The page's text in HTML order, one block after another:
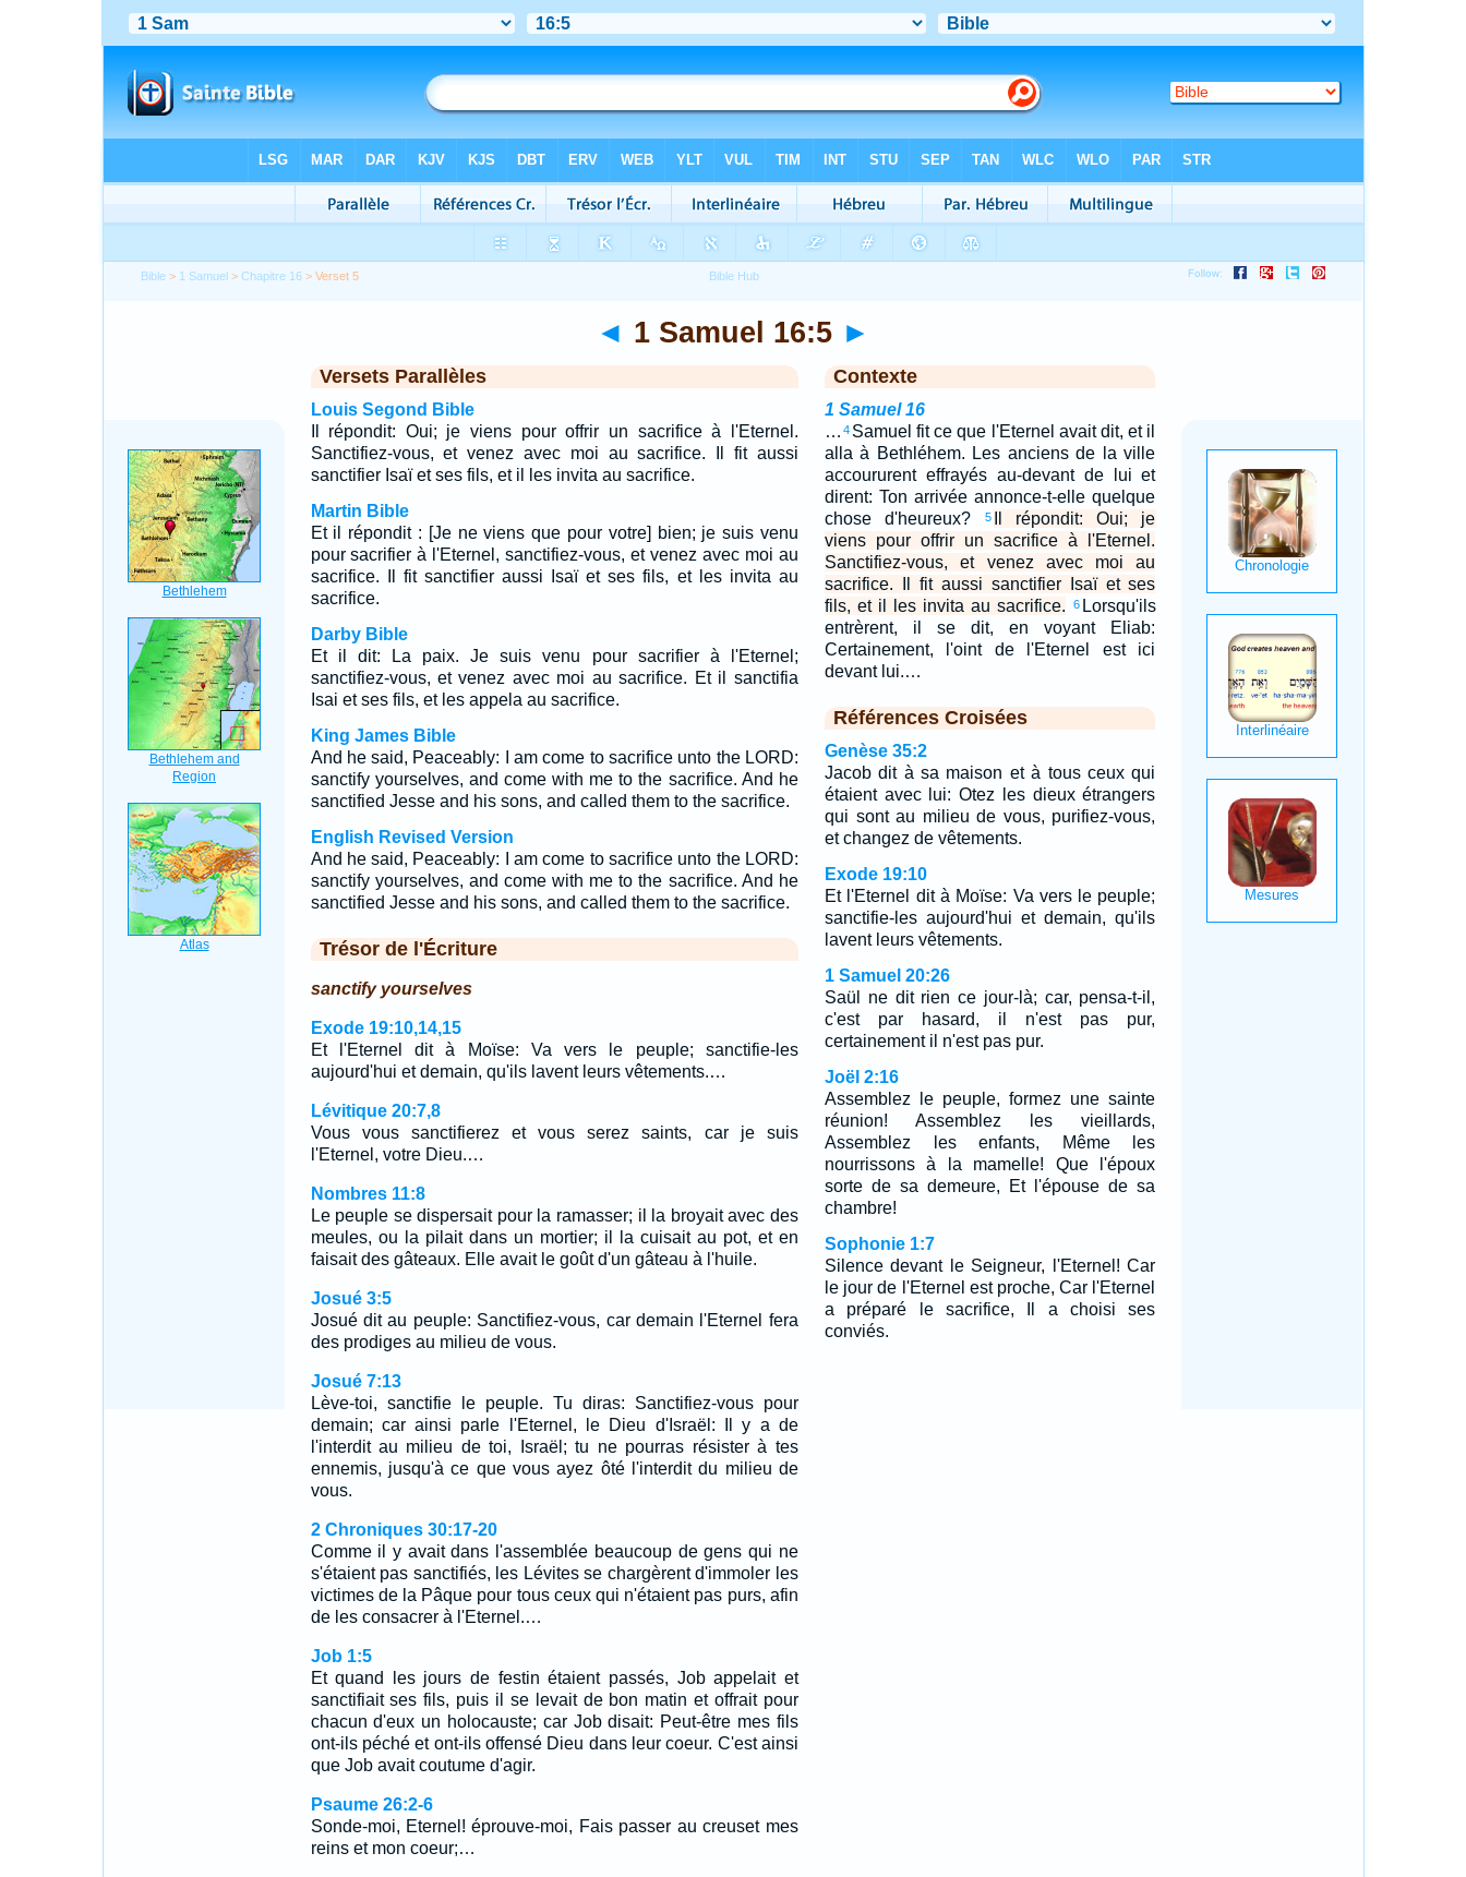
Bible > 1 Samuel >Chapitre 16 > Verset 5
◄ 1 Samuel 16:5 ►
Versets Parallèles
Louis Segond Bible
Il répondit: Oui; je viens pour offrir un sacrifice à l'Eternel.
Sanctifiez-vous, et venez avec moi au sacrifice. Il fit aussi
sanctifier Isaï et ses fils, et il les invita au sacrifice.
Martin Bible
Et il répondit : [Je ne viens que pour votre] bien; je suis venu
pour sacrifier à l'Eternel, sanctifiez-vous, et venez avec moi au
sacrifice. Il fit sanctifier aussi Isaï et ses fils, et les invita au
sacrifice.
Darby Bible
Et il dit: La paix. Je suis venu pour sacrifier à l'Eternel;
sanctifiez-vous, et venez avec moi au sacrifice. Et il sanctifia
Isai et ses fils, et les appela au sacrifice.
King James Bible
And he said, Peaceably: I am come to sacrifice unto the LORD:
sanctify yourselves, and come with me to the sacrifice. And he
sanctified Jesse and his sons, and called them to the sacrifice.
English Revised Version
And he said, Peaceably: I am come to sacrifice unto the LORD:
sanctify yourselves, and come with me to the sacrifice. And he
sanctified Jesse and his sons, and called them to the sacrifice.
Trésor de l'Écriture
sanctify yourselves
Exode 19:10,14,15
Et l'Eternel dit à Moïse: Va vers le peuple; sanctifie-les
aujourd'hui et demain, qu'ils lavent leurs vêtements.…
Lévitique 20:7,8
Vous vous sanctifierez et vous serez saints, car je suis
l'Eternel, votre Dieu.…
Nombres 11:8
Le peuple se dispersait pour la ramasser; il la broyait avec des
meules, ou la pilait dans un mortier; il la cuisait au pot, et en
faisait des gâteaux. Elle avait le goût d'un gâteau à l'huile.
Josué 3:5
Josué dit au peuple: Sanctifiez-vous, car demain l'Eternel fera
des prodiges au milieu de vous.
Josué 7:13
Lève-toi, sanctifie le peuple. Tu diras: Sanctifiez-vous pour
demain; car ainsi parle l'Eternel, le Dieu d'Israël: Il y a de
l'interdit au milieu de toi, Israël; tu ne pourras résister à tes
ennemis, jusqu'à ce que vous ayez ôté l'interdit du milieu de
vous.
2 Chroniques 30:17-20
Comme il y avait dans l'assemblée beaucoup de gens qui ne
s'étaient pas sanctifiés, les Lévites se chargèrent d'immoler les
victimes de la Pâque pour tous ceux qui n'étaient pas purs, afin
de les consacrer à l'Eternel.…
Job 1:5
Et quand les jours de festin étaient passés, Job appelait et
sanctifiait ses fils, puis il se levait de bon matin et offrait pour
chacun d'eux un holocauste; car Job disait: Peut-être mes fils
ont-ils péché et ont-ils offensé Dieu dans leur coeur. C'est ainsi
que Job avait coutume d'agir.
Psaume 26:2-6
Sonde-moi, Eternel! éprouve-moi, Fais passer au creuset mes
reins et mon coeur;…
Contexte
1 Samuel 16
… 4 Samuel fit ce que l'Eternel avait dit, et il
alla à Bethléhem. Les anciens de la ville
accoururent effrayés au-devant de lui et
dirent: Ton arrivée annonce-t-elle quelque
chose d'heureux?
5
Il répondit: Oui; je
viens pour offrir un sacrifice à l'Eternel.
Sanctifiez-vous, et venez avec moi au
sacrifice. Il fit aussi sanctifier Isaï et ses
fils, et il les invita au sacrifice.
6 Lorsqu'ils
entrèrent, il se dit, en voyant Eliab:
Certainement, l'oint de l'Eternel est ici
devant lui.…
Références Croisées
Genèse 35:2
Jacob dit à sa maison et à tous ceux qui
étaient avec lui: Otez les dieux étrangers
qui sont au milieu de vous, purifiez-vous,
et changez de vêtements.
Exode 19:10
Et l'Eternel dit à Moïse: Va vers le peuple;
sanctifie-les aujourd'hui et demain, qu'ils
lavent leurs vêtements.
1 Samuel 20:26
Saül ne dit rien ce jour-là; car, pensa-t-il,
c'est par hasard, il n'est pas pur,
certainement il n'est pas pur.
Joël 2:16
Assemblez le peuple, formez une sainte
réunion! Assemblez les vieillards,
Assemblez les enfants, Même les
nourrissons à la mamelle! Que l'époux
sorte de sa demeure, Et l'épouse de sa
chambre!
Sophonie 1:7
Silence devant le Seigneur, l'Eternel! Car
le jour de l'Eternel est proche, Car l'Eternel
a préparé le sacrifice, Il a choisi ses
conviés.